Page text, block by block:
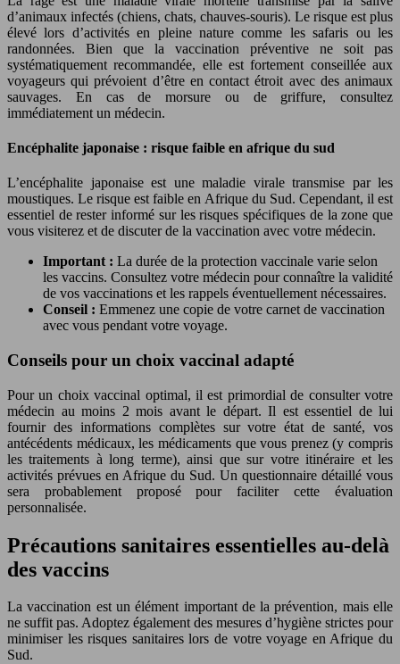
d’animaux infectés (chiens, chats, chauves-souris). Le risque est plus
élevé lors d’activités en pleine nature comme les safaris ou les
randonnées. Bien que la vaccination préventive ne soit pas
systématiquement recommandée, elle est fortement conseillée aux
voyageurs qui prévoient d’être en contact étroit avec des animaux
sauvages. En cas de morsure ou de griffure, consultez
immédiatement un médecin.
Encéphalite japonaise : risque faible en afrique du sud
L’encéphalite japonaise est une maladie virale transmise par les
moustiques. Le risque est faible en Afrique du Sud. Cependant, il est
essentiel de rester informé sur les risques spécifiques de la zone que
vous visiterez et de discuter de la vaccination avec votre médecin.
Important : La durée de la protection vaccinale varie selon
les vaccins. Consultez votre médecin pour connaître la validité
de vos vaccinations et les rappels éventuellement nécessaires.
Conseil : Emmenez une copie de votre carnet de vaccination
avec vous pendant votre voyage.
Conseils pour un choix vaccinal adapté
Pour un choix vaccinal optimal, il est primordial de consulter votre
médecin au moins 2 mois avant le départ. Il est essentiel de lui
fournir des informations complètes sur votre état de santé, vos
antécédents médicaux, les médicaments que vous prenez (y compris
les traitements à long terme), ainsi que sur votre itinéraire et les
activités prévues en Afrique du Sud. Un questionnaire détaillé vous
sera probablement proposé pour faciliter cette évaluation
personnalisée.
Précautions sanitaires essentielles au-delà
des vaccins
La vaccination est un élément important de la prévention, mais elle
ne suffit pas. Adoptez également des mesures d’hygiène strictes pour
minimiser les risques sanitaires lors de votre voyage en Afrique du
Sud.